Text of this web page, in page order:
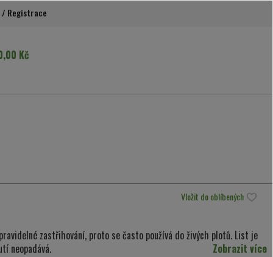
/ Registrace
Kč
Vložit do oblíbených
zastřihování, proto se často používá do živých plotů. List je
neopadává.
Zobrazit více